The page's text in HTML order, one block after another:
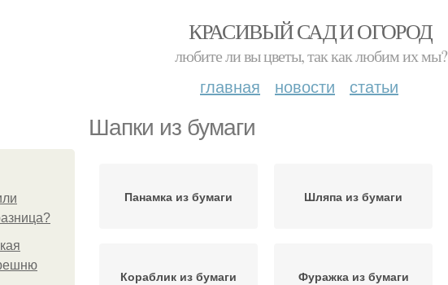
КРАСИВЫЙ САД И ОГОРОД
любите ли вы цветы, так как любим их мы?
главная новости статьи
Шапки из бумаги
Панамка из бумаги Шляпа из бумаги
Кораблик из бумаги Фуражка из бумаги